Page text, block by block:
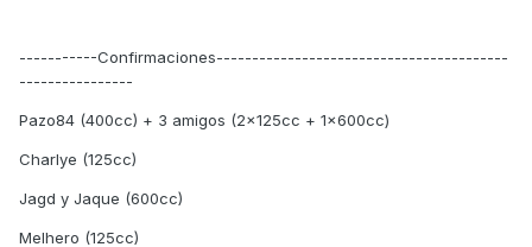
-----------Confirmaciones-----------------------------------------
----------------
Pazo84 (400cc) + 3 amigos (2x125cc + 1x600cc)
Charlye (125cc)
Jagd y Jaque (600cc)
Melhero (125cc)